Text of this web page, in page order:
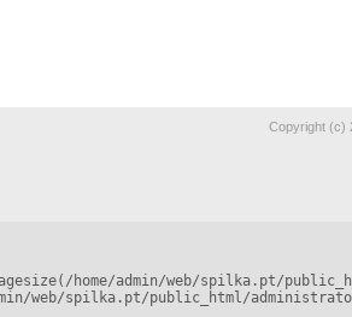
Copyright (c)
home/admin/web/spilka.pt/
web/spilka.pt/public_html/